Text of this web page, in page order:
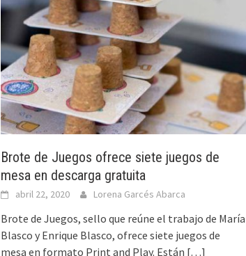
Brote de Juegos ofrece siete juegos de
mesa en descarga gratuita
abril 22, 2020 Lorena Garcés Abarca
Brote de Juegos, sello que reúne el trabajo de María
Blasco y Enrique Blasco, ofrece siete juegos de
mesa en formato Print and Play. Están […]